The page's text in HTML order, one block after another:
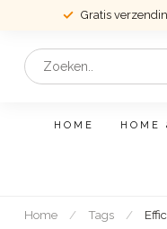
Gratis
HOME HOME
Home / Tags /